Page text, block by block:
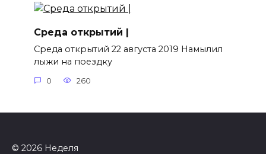
Среда открытий |
Среда открытий 22 августа 2019 Намылил
лыжи на поездку
0 260
© 2026 Неделя